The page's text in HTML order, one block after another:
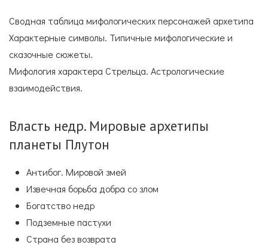
Сводная таблица мифологических персонажей архетипа
Характерные символы. Типичные мифологические и
сказочные сюжеты.
Мифология характера Стрельца. Астрологические
взаимодействия.
Власть недр. Мировые архетипы
планеты Плутон
Антибог. Мировой змей
Извечная борьба добра со злом
Богатство недр
Подземные пастухи
Страна без возврата